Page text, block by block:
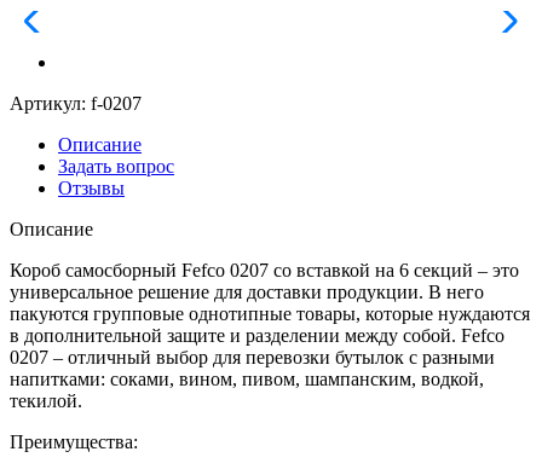
Артикул: f-0207
Описание
Задать вопрос
Отзывы
Описание
Короб самосборный Fefco 0207 со вставкой на 6 секций – это
универсальное решение для доставки продукции. В него
пакуются групповые однотипные товары, которые нуждаются
в дополнительной защите и разделении между собой. Fefco
0207 – отличный выбор для перевозки бутылок с разными
напитками: соками, вином, пивом, шампанским, водкой,
текилой.
Преимущества: